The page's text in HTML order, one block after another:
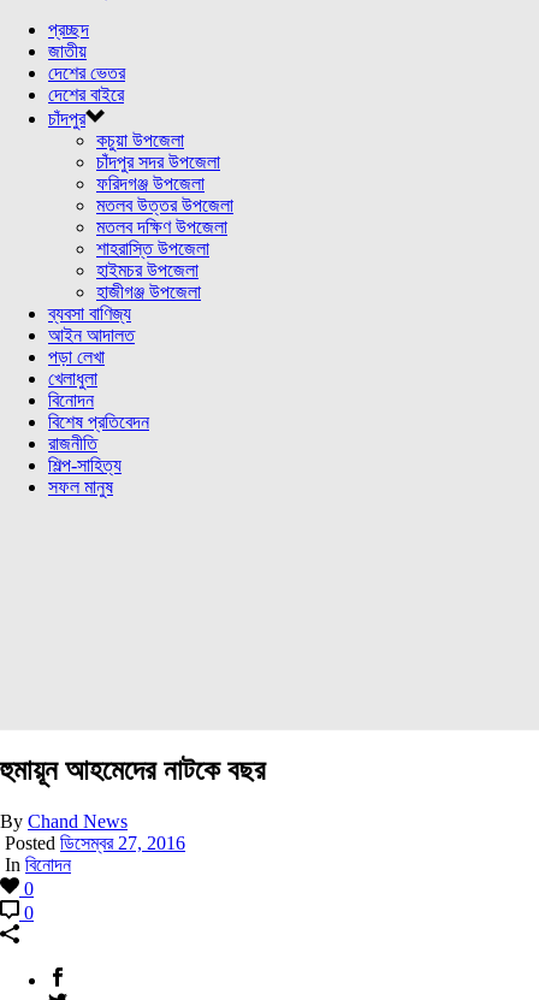
প্রচ্ছদ
জাতীয়
দেশের ভেতর
দেশের বাইরে
চাঁদপুর
কচুয়া উপজেলা
চাঁদপুর সদর উপজেলা
ফরিদগঞ্জ উপজেলা
মতলব উত্তর উপজেলা
মতলব দক্ষিণ উপজেলা
শাহরাস্তি উপজেলা
হাইমচর উপজেলা
হাজীগঞ্জ উপজেলা
ব্যবসা বাণিজ্য
আইন আদালত
পড়া লেখা
খেলাধুলা
বিনোদন
বিশেষ প্রতিবেদন
রাজনীতি
শিল্প-সাহিত্য
সফল মানুষ
হুমায়ূন আহমেদের নাটকে বছর
By Chand News
Posted ডিসেম্বর 27, 2016
In বিনোদন
0
0